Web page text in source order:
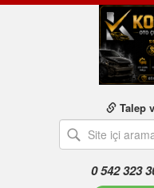
Talep
0 542 323